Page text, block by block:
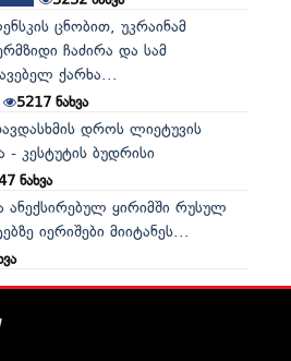
ცნობით, უკრაინამ
ჩაძირა და სამ
ქარხა...
5217ნახვა
დროს ლიეტუვის
კესტუტის ბუდრისი
ნახვა
ანექსირებულ ყირიმში რუსულ
იერიშები მიიტანეს...